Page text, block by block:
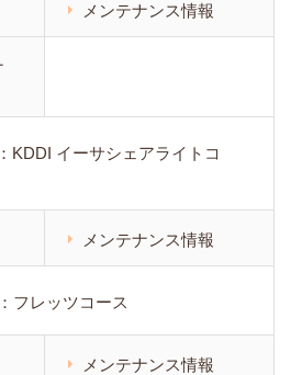
メンテナンス情報
KDDI イーサシェアライトコ
メンテナンス情報
フレッツコース
メンテナンス情報